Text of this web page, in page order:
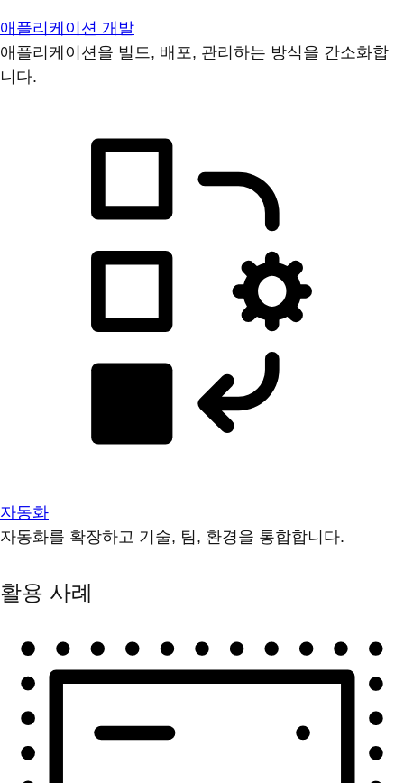
애플리케이션 개발
애플리케이션을 빌드, 배포, 관리하는 방식을 간소화합
니다.
자동화
자동화를 확장하고 기술, 팀, 환경을 통합합니다.
활용 사례